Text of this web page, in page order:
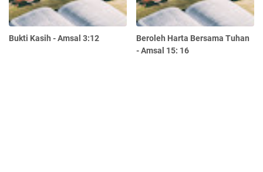
Bukti Kasih - Amsal 3:12
Beroleh Harta Bersama Tuhan
- Amsal 15: 16